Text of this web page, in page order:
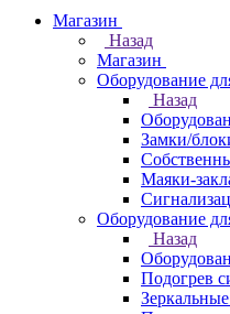
Магазин
Назад
Магазин
Оборудование
Назад
Замки/
Маяки-
Оборудование
Назад
Подогрев